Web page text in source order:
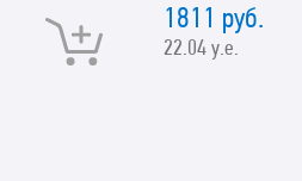
1811 руб.
22.04 у.е.